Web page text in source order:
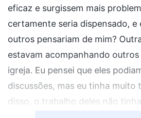
eficaz e surgissem mais
certamente seria dispensado, e
outros pensariam de mim?
estavam acompanhando
igreja. Eu pensei que eles
discussões, mas eu tinha muito
disso, o trabalho deles não